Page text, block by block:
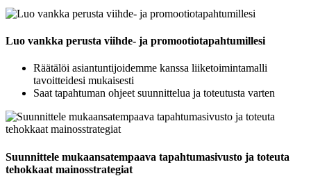
Luo vankka perusta viihde- ja promootiotapahtumillesi
Räätälöi asiantuntijoidemme kanssa liiketoimintamalli
tavoitteidesi mukaisesti
Saat tapahtuman ohjeet suunnittelua ja toteutusta varten
Suunnittele mukaansatempaava tapahtumasivusto ja toteuta
tehokkaat mainosstrategiat